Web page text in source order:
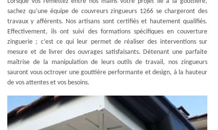
sachez qu’une équipe de couvreurs zingueurs 1266 se chargeront des
travaux y afférents. Nos artisans sont certifiés et hautement qualifiés.
Effectivement, ils ont suivi des formations spécifiques en couverture
zinguerie ; c’est ce qui leur permet de réaliser des interventions sur
mesure et de livrer des ouvrages satisfaisants. Détenant une parfaite
maîtrise de la manipulation de leurs outils de travail, nos zingueurs
sauront vous octroyer une gouttière performante et design, à la hauteur
de vos attentes et vos besoins.